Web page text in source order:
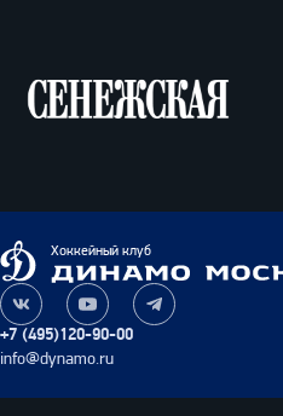
Динамо
Москва
Хоккейный клуб
+7 (495)120-90-00
info@dynamo.ru
Наша
группа
ВКонтакте
Наш
канал
на
Наш
канал